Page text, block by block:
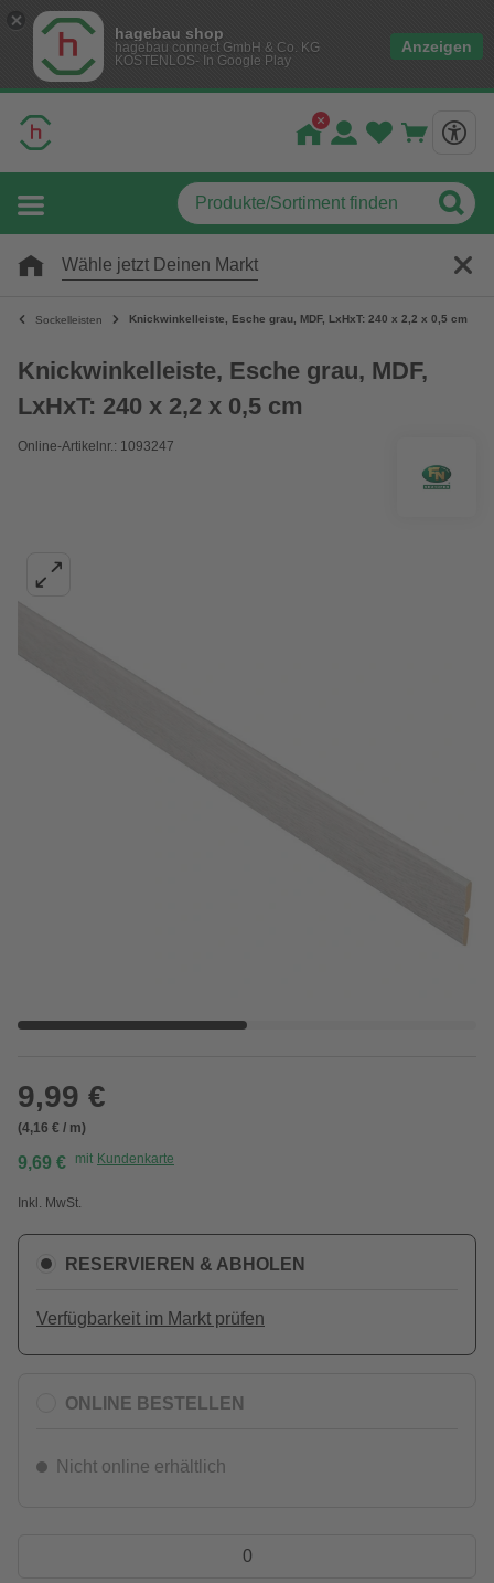
hagebau shop
hagebau connect GmbH & Co. KG
KOSTENLOS- In Google Play
Anzeigen
Wähle jetzt Deinen Markt
Sockelleisten Knickwinkelleiste, Esche grau, MDF, LxHxT: 240 x 2,2 x 0,5 cm
Knickwinkelleiste, Esche grau, MDF,
LxHxT: 240 x 2,2 x 0,5 cm
Online-Artikelnr.: 1093247
9,99 €
(4,16 € / m)
9,69 € mit Kundenkarte
Inkl. MwSt.
RESERVIEREN & ABHOLEN
Verfügbarkeit im Markt prüfen
ONLINE BESTELLEN
Nicht online erhältlich